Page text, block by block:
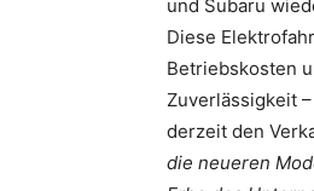
und Subaru
Diese
Betriebskosten
Zuverlässigkeit
derzeit den
die neueren